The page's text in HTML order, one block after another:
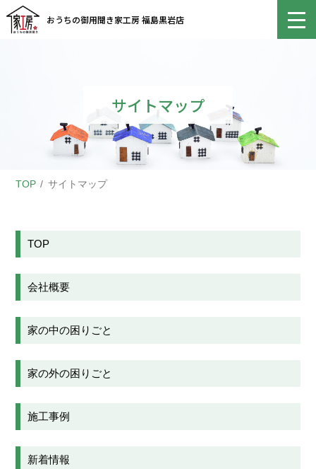
おうちの御用聞き家工房 福島黒岩店
サイトマップ
TOP サイトマップ
TOP
会社概要
家の中の困りごと
家の外の困りごと
施工事例
新着情報